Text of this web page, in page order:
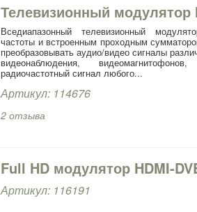
Телевизионный модулятор
Вседиапазонный телевизионный
частоты и встроенным проходным
преобразовывать аудио/видео сигналы
видеонаблюдения,
радиочастотный сигнал любого...
Артикул: 114676
2 отзыва
Full HD модулятор HDMI-
Артикул: 116191